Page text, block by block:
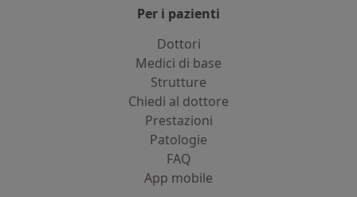
Per i pazienti
Dottori
Medici di base
Strutture
Chiedi al dottore
Prestazioni
Patologie
FAQ
App mobile